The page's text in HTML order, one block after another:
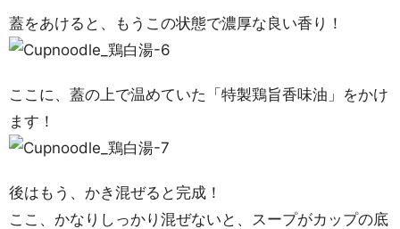
蓋をあけると、もうこの状態で濃厚な良い香り！
ここに、蓋の上で温めていた「特製鶏旨香味油」をかけ
ます！
後はもう、かき混ぜると完成！
ここ、かなりしっかり混ぜないと、スープがカップの底